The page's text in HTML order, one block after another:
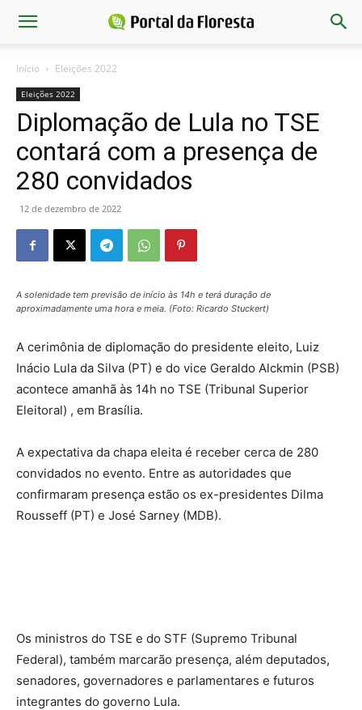
Início Eleições 2022
Eleições 2022
Diplomação de Lula no TSE
contará com a presença de
280 convidados
12 de dezembro de 2022
A solenidade tem previsão de início às 14h e terá duração de
aproximadamente uma hora e meia. (Foto: Ricardo Stuckert)
A cerimônia de diplomação do presidente eleito, Luiz
Inácio Lula da Silva (PT) e do vice Geraldo Alckmin (PSB)
acontece amanhã às 14h no TSE (Tribunal Superior
Eleitoral) , em Brasília.
A expectativa da chapa eleita é receber cerca de 280
convidados no evento. Entre as autoridades que
confirmaram presença estão os ex-presidentes Dilma
Rousseff (PT) e José Sarney (MDB).
Os ministros do TSE e do STF (Supremo Tribunal
Federal), também marcarão presença, além deputados,
senadores, governadores e parlamentares e futuros
integrantes do governo Lula.